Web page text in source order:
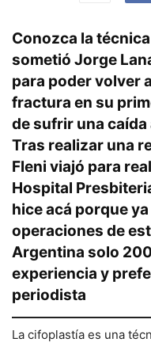
Conozca la
sometió Jorge
para poder volver
fractura en su
de sufrir una caída
Tras realizar una
Fleni viajó para
Hospital
hice acá porque
operaciones de
Argentina solo
experiencia y
periodista
La cifoplastía es una